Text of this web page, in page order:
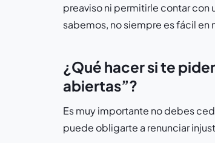
preaviso ni permitirle contar con
sabemos, no siempre es fácil en
¿Qué hacer si te
abiertas”?
Es muy importante no debes
puede obligarte a renunciar